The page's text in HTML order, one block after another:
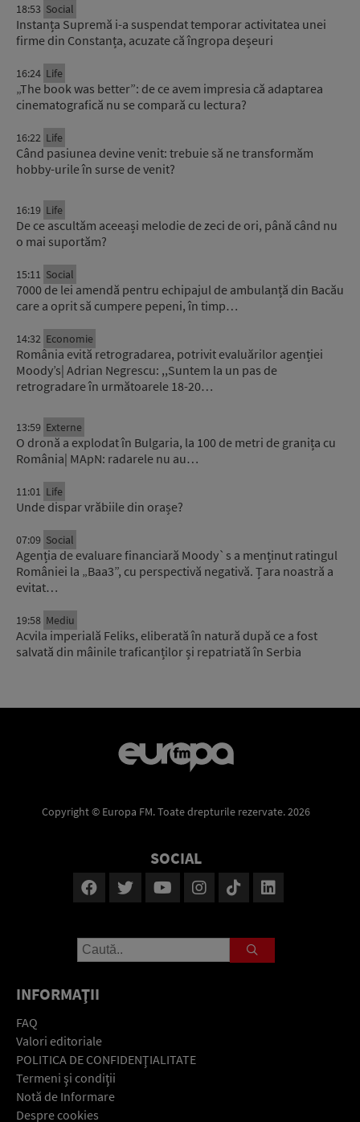
18:53 Social
Instanța Supremă i-a suspendat temporar activitatea unei
firme din Constanța, acuzate că îngropa deșeuri
16:24 Life
„The book was better”: de ce avem impresia că adaptarea
cinematografică nu se compară cu lectura?
16:22 Life
Când pasiunea devine venit: trebuie să ne transformăm
hobby-urile în surse de venit?
16:19 Life
De ce ascultăm aceeași melodie de zeci de ori, până când nu
o mai suportăm?
15:11 Social
7000 de lei amendă pentru echipajul de ambulanță din Bacău
care a oprit să cumpere pepeni, în timp…
14:32 Economie
România evită retrogradarea, potrivit evaluărilor agenției
Moody’s| Adrian Negrescu: ,,Suntem la un pas de
retrogradare în următoarele 18-20…
13:59 Externe
O dronă a explodat în Bulgaria, la 100 de metri de granița cu
România| MApN: radarele nu au…
11:01 Life
Unde dispar vrăbiile din orașe?
07:09 Social
Agenția de evaluare financiară Moody`s a menținut ratingul
României la „Baa3”, cu perspectivă negativă. Țara noastră a
evitat…
19:58 Mediu
Acvila imperială Feliks, eliberată în natură după ce a fost
salvată din mâinile traficanților și repatriată în Serbia
Copyright © Europa FM. Toate drepturile rezervate. 2026
SOCIAL
INFORMAŢII
FAQ
Valori editoriale
POLITICA DE CONFIDENŢIALITATE
Termeni şi condiţii
Notă de Informare
Despre cookies